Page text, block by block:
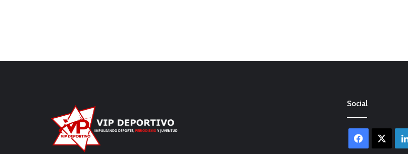
Social
Facebook